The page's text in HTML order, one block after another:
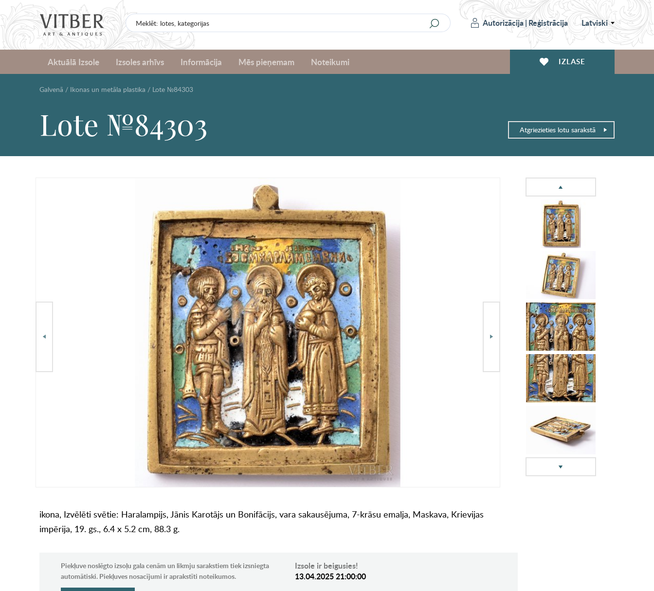
Autorizācija|Reģistrācija Latviski
Aktuālā Izsole Izsoles arhīvs Informācija Mēs pieņemam Noteikumi IZLASE
Galvenā / Ikonas un metāla plastika / Lote №84303
Lote №84303 Atgriezieties lotu sarakstā
ikona, Izvēlēti svētie: Haralampijs, Jānis Karotājs un Bonifācijs, vara sakausējuma, 7-krāsu emalja, Maskava, Krievijas
impērija, 19. gs., 6.4 x 5.2 cm, 88.3 g.
Piekļuve noslēgto izsoļu gala cenām un likmju sarakstiem tiek izsniegta
automātiski. Piekļuves nosacījumi ir aprakstīti noteikumos.
Izsole ir beigusies!
13.04.2025 21:00:00